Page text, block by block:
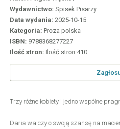
Wydawnictwo: Spisek Pisarzy
Data wydania: 2025-10-15
Kategoria: Proza polska
ISBN: 9788368277227
Ilość stron: Ilość stron:410
Trzy różne kobiety i jedno wspólne
Daria walczy o swoją szansę na